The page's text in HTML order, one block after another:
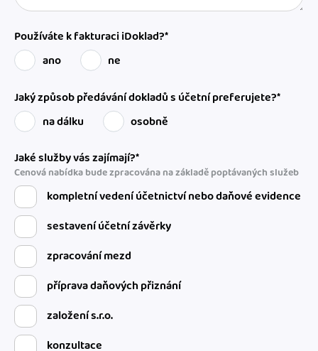
Používáte k fakturaci iDoklad?*
ano
ne
Jaký způsob předávání dokladů s účetní preferujete?*
na dálku
osobně
Jaké služby vás zajímají?*
Cenová nabídka bude zpracována na základě poptávaných služeb
kompletní vedení účetnictví nebo daňové evidence
sestavení účetní závěrky
zpracování mezd
příprava daňových přiznání
založení s.r.o.
konzultace